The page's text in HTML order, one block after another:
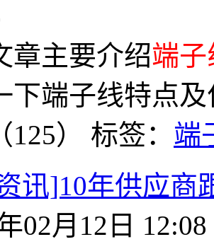
章主要介绍端
下端子线特点
125） 标签： 端
讯]10年供应商
02月12日 12:08